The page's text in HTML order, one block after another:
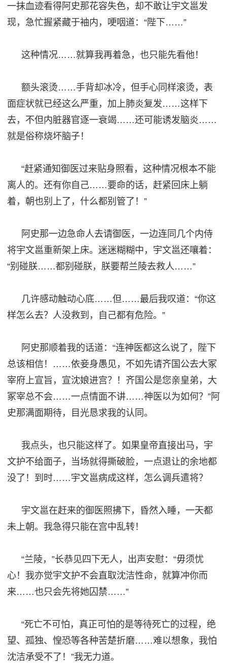
一抹血迹看得阿史那花容失色，却不敢让宇文邕发
现，急忙握紧藏于袖内，哽咽道： “陛下……”
这种情况……就算我再着急，也只能先看他！
额头滚烫……手背却冰冷，但手心同样滚烫，表
面症状就已经这么严重，加上肺炎复发……这样下
去，不但内脏器官逐一衰竭……还可能诱发脑炎……
就是俗称烧坏脑子！
“赶紧通知御医过来贴身照看，这种情况根本不能
离人的。还有你自己……要命的话，赶紧回床上躺
着，朝也别上了，什么都别管了！”
阿史那一边急命人去请御医，一边连同几个内侍
将宇文邕重新架上床。迷迷糊糊中，宇文邕还嚷着：
“别碰朕……都别碰朕，朕要帮兰陵去救人 ……”
几许感动触动心底……但 ……最后我叹道： “你这
样怎么去？人没救到，自己都有危险。”
阿史那顺着我的话道： “连神医都这么说了，陛下
总该相信！……依妾身愚见，不如先请齐国公去大冢
宰府上宣旨，宣沈娘进宫？！齐国公是您亲皇弟，大
冢宰总不会……一点情面不讲……神医以为如何？”阿
史那满面期待，目光恳求我的认同。
我点头，也只能这样了。如果皇帝直接出马，宇
文护不给面子，当场就得撕破脸，一点退让的余地都
没了！到时……宇文邕病成这样，怎么调兵遣将？
宇文邕在赶来的御医照拂下，昏然入睡，一天都
未上朝。我急得只能在宫中乱转！
“兰陵，”长恭见四下无人，出声安慰：“毋须忧
心！我亦觉宇文护不会直取沈洁性命，就算冲你而
来……也只会先将她囚禁……”
“死亡不可怕，真正可怕的是等待死亡的过程，绝
望、孤独、惶恐等各种苦楚折磨……难以想象，我怕
沈洁承受不了！”我无力道。